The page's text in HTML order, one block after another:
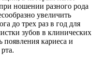
ношении разного рода
увеличить
до трех раз в год для
зубов в клинических
появления кариеса и